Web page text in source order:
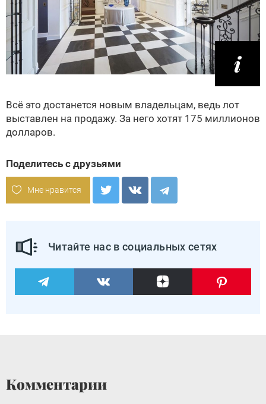
Всё это достанется новым владельцам, ведь лот
выставлен на продажу. За него хотят 175 миллионов
долларов.
Поделитесь с друзьями
Мне нравится
Читайте нас в социальных сетях
Комментарии